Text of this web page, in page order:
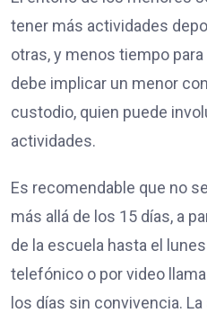
tener más actividades
otras, y menos tiempo
debe implicar un menor
custodio, quien puede
actividades.
Es recomendable que no
más allá de los 15 días, a
de la escuela hasta el
telefónico o por video
los días sin convivencia.